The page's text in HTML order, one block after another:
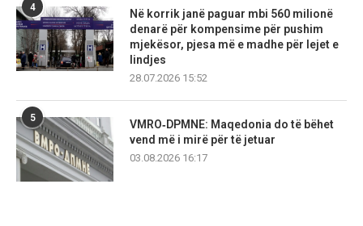
4
Në korrik janë paguar mbi 560 milionë
denarë për kompensime për pushim
mjekësor, pjesa më e madhe për lejet e
lindjes
28.07.2026 15:52
5
VMRO‑DPMNE: Maqedonia do të bëhet
vend më i mirë për të jetuar
03.08.2026 16:17